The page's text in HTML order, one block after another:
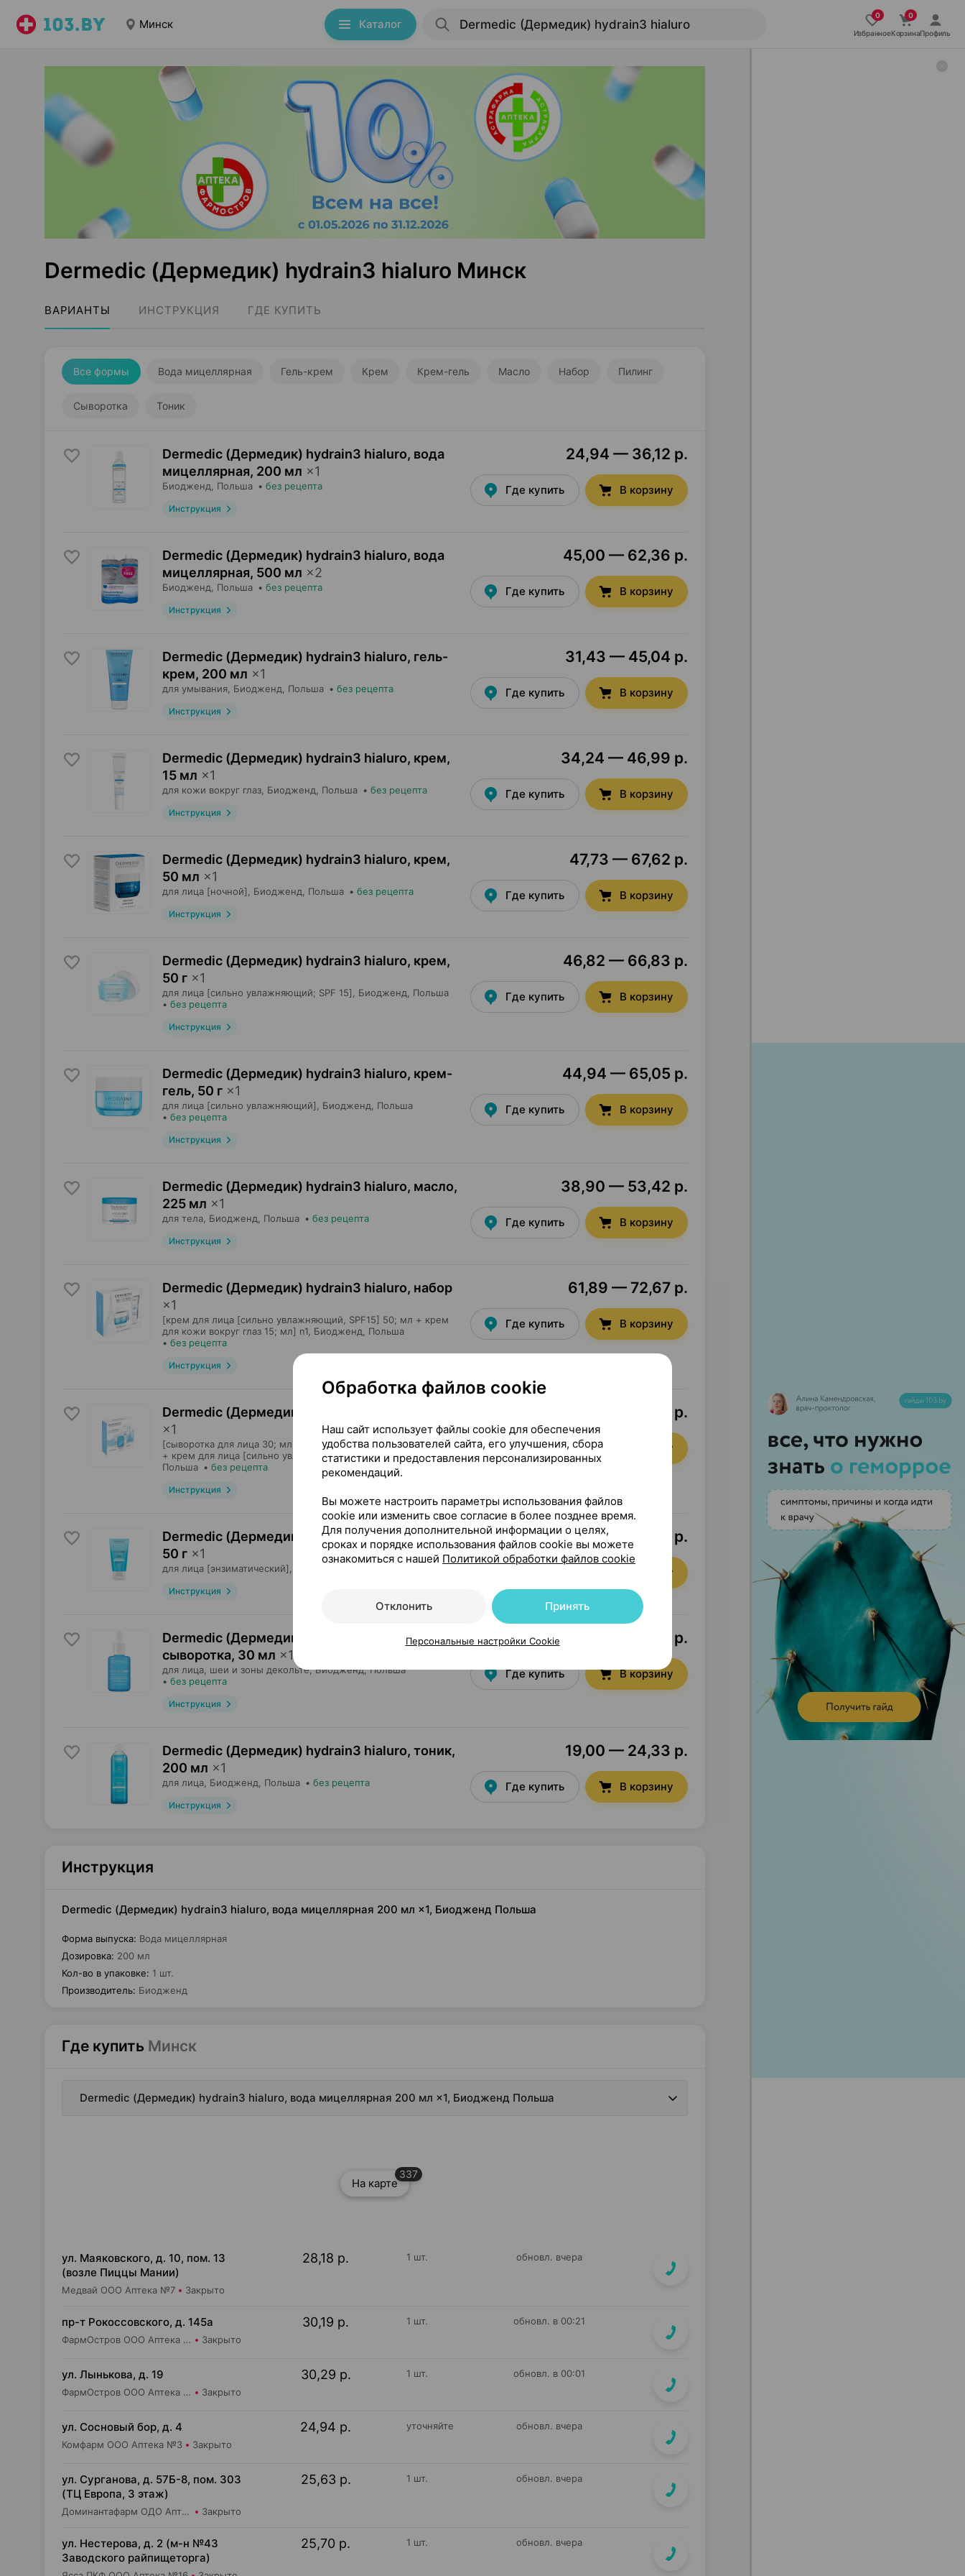
Минск Каталог
ИзбранноеКорзинаПрофиль
Dermedic (Дермедик) hydrain3 hialuro Минск
ВАРИАНТЫ ИНСТРУКЦИЯ ГДЕ КУПИТЬ
Все формы Вода мицеллярная Гель-крем Крем Крем-гель Масло Набор Пилинг
Сыворотка Тоник
Dermedic (Дермедик) hydrain3 hialuro, вода
мицеллярная, 200 мл ×1
Биодженд , Польша • без рецепта
Инструкция
24,94 — 36,12 р.
Где купить В корзину
Dermedic (Дермедик) hydrain3 hialuro, вода
мицеллярная, 500 мл ×2
Биодженд , Польша • без рецепта
Инструкция
45,00 — 62,36 р.
Где купить В корзину
Dermedic (Дермедик) hydrain3 hialuro, гель-
крем, 200 мл ×1
для умывания, Биодженд , Польша • без рецепта
Инструкция
31,43 — 45,04 р.
Где купить В корзину
Dermedic (Дермедик) hydrain3 hialuro, крем,
15 мл ×1
для кожи вокруг глаз, Биодженд , Польша • без рецепта
Инструкция
34,24 — 46,99 р.
Где купить В корзину
Dermedic (Дермедик) hydrain3 hialuro, крем,
50 мл ×1
для лица [ночной], Биодженд , Польша • без рецепта
Инструкция
47,73 — 67,62 р.
Где купить В корзину
Dermedic (Дермедик) hydrain3 hialuro, крем,
50 г ×1
для лица [сильно увлажняющий; SPF 15], Биодженд , Польша
• без рецепта
Инструкция
46,82 — 66,83 р.
Где купить В корзину
Dermedic (Дермедик) hydrain3 hialuro, крем-
гель, 50 г ×1
для лица [сильно увлажняющий], Биодженд , Польша
• без рецепта
Инструкция
44,94 — 65,05 р.
Где купить В корзину
Dermedic (Дермедик) hydrain3 hialuro, масло,
225 мл ×1
для тела, Биодженд , Польша • без рецепта
Инструкция
38,90 — 53,42 р.
Где купить В корзину
Dermedic (Дермедик) hydrain3 hialuro, набор
×1
[крем для лица [сильно увлажняющий, SPF15] 50; мл + крем
для кожи вокруг глаз 15; мл] n1, Биодженд , Польша
• без рецепта
Инструкция
61,89 — 72,67 р.
Где купить В корзину
Dermedic (Дермедик) hydrain3 hialuro, набор
×1
[сыворотка для лица 30; мл + крем для кожи вокруг глаз 15; мл
+ крем для лица [сильно увлажняющий; SPF 15], Биодженд,
Польша • без рецепта
Инструкция
62,00 — 83,31 р.
Где купить В корзину
Dermedic (Дермедик) hydrain3 hialuro, пилинг,
50 г ×1
для лица [энзиматический],
Инструкция
43,00 — 47,77 р.
В корзину
Dermedic (Дермедик) hydrain3 hialuro,
сыворотка, 30 мл ×1
для лица, шеи и зоны декольте, Биодженд, Польша
• без рецепта
Инструкция
53,78 — 74,14 р.
Где купить В корзину
Dermedic (Дермедик) hydrain3 hialuro, тоник,
200 мл ×1
для лица, Биодженд , Польша • без рецепта
Инструкция
19,00 — 24,33 р.
Где купить В корзину
Инструкция
Dermedic (Дермедик) hydrain3 hialuro, вода мицеллярная 200 мл ×1, Биодженд Польша
Форма выпуска: Вода мицеллярная
Дозировка: 200 мл
Кол-во в упаковке: 1 шт.
Производитель: Биодженд
Где купить Минск
Dermedic (Дермедик) hydrain3 hialuro, вода мицеллярная 200 мл ×1, Биодженд Польша
На карте
337
ул. Маяковского, д. 10, пом. 13
(возле Пиццы Мании)
Медвай ООО Аптека №7 Закрыто
28,18 р. 1 шт. обновл. вчера
пр-т Рокоссовского, д. 145а
ФармОстров ООО Аптека №9 на Рокоссовского Закрыто
30,19 р. 1 шт. обновл. в 00:21
ул. Лынькова, д. 19
ФармОстров ООО Аптека №7 на Лынькова Закрыто
30,29 р. 1 шт. обновл. в 00:01
ул. Сосновый бор, д. 4
Комфарм ООО Аптека №3 Закрыто
24,94 р. уточняйте обновл. вчера
ул. Сурганова, д. 57Б-8, пом. 303
(ТЦ Европа, 3 этаж)
Доминантафарм ОДО Аптека №37 Закрыто
25,63 р. 1 шт. обновл. вчера
ул. Нестерова, д. 2 (м-н №43
Заводского райпищеторга)
25,70 р. 1 шт. обновл. вчера
Обработка файлов cookie
Наш сайт использует файлы cookie для обеспечения
удобства пользователей сайта, его улучшения, сбора
статистики и предоставления персонализированных
рекомендаций.
Вы можете настроить параметры использования файлов
cookie или изменить свое согласие в более позднее время.
Для получения дополнительной информации о целях,
сроках и порядке использования файлов cookie вы можете
ознакомиться с нашей Политикой обработки файлов cookie
Отклонить Принять
Персональные настройки Cookie